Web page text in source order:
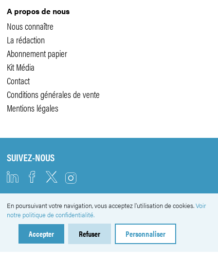
A propos de nous
Nous connaître
La rédaction
Abonnement papier
Kit Média
Contact
Conditions générales de vente
Mentions légales
SUIVEZ-NOUS
NEWSLETTER
En poursuivant votre navigation, vous acceptez l'utilisation de cookies.Voir
notre politique de confidentialité.
Accepter Refuser Personnaliser